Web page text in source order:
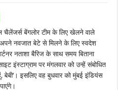
चैलेंजर्स बेंगलोर टीम के लिए खेलने वाले
नवजात बेटे से मिलने के लिए स्वदेश
नताशा बैरिज के साथ समय बिताना
इंस्टाग्राम पर मंगलवार को उन्हें संबोधित
इसलिए वह बुधवार को मुंबई इंडियंस